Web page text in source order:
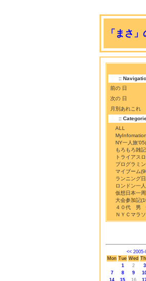
「まさ
::
前の 日
次の 日
月別あれこれ
::
ALL
MyInfomation
NY一人旅'05
もろもろ雑記
トライアス
プログラミ
マイブーム
ランニング
ロンドン一
仮想日本一
大会参加記
４０代 男
ＮＹＣマラ
<< 2005-
Mon Tue Wed
1
2 3
7
8 9
14
15 16